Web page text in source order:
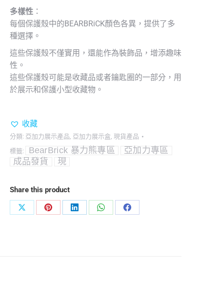
多樣性：
每個保護殼中的BEARBRiCK顏色各異，提供了多
種選擇。
這些保護殼不僅實用，還能作為裝飾品，增添趣味
性。
這些保護殼可能是收藏品或者鑰匙圈的一部分，用
於展示和保護小型收藏物。
收藏
分類: 亞加力展示產品, 亞加力展示盒, 現貨產品
標籤:
BearBrick 暴力熊專區
亞加力專區
成品發貨
現
Share this product